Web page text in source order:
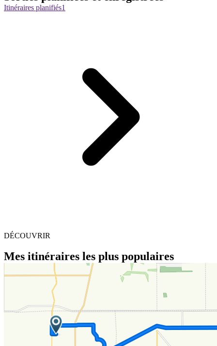
Itinéraires planifiés1
DÉCOUVRIR
Mes itinéraires les plus populaires